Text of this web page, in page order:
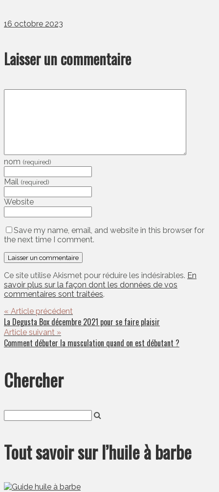
16 octobre 2023
Laisser un commentaire
nom (required)
Mail (required)
Website
Save my name, email, and website in this browser for
the next time I comment.
Ce site utilise Akismet pour réduire les indésirables. En
savoir plus sur la façon dont les données de vos
commentaires sont traitées.
« Article précédent
La Degusta Box décembre 2021 pour se faire plaisir
Article suivant »
Comment débuter la musculation quand on est débutant ?
Chercher
Tout savoir sur l’huile à barbe